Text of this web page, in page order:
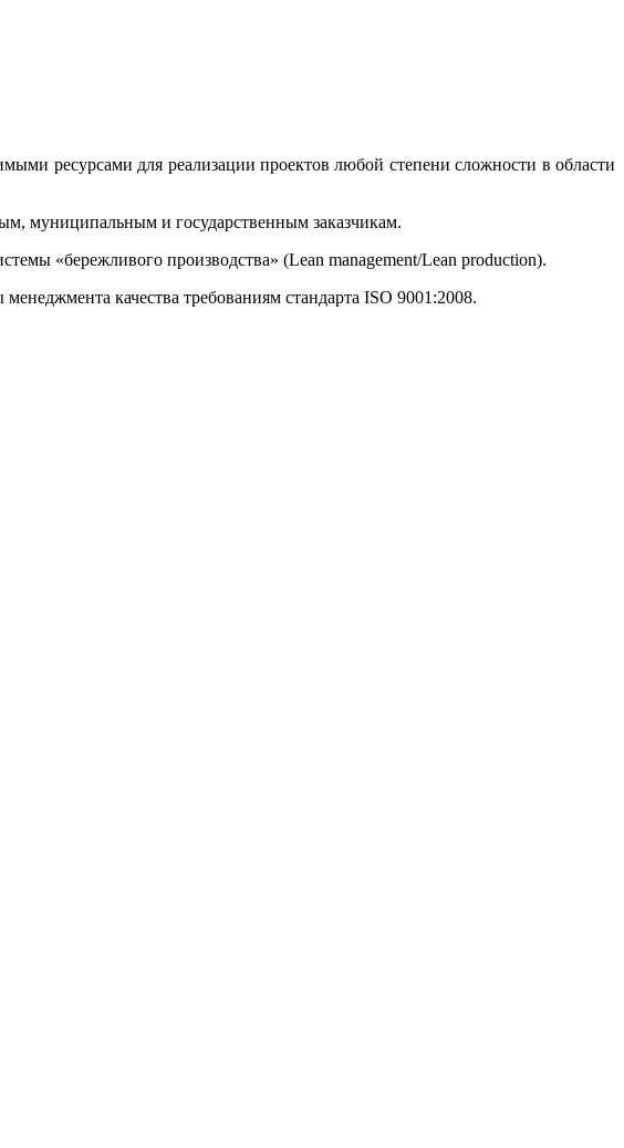
ресурсами для реализации проектов любой степени сложности в области
муниципальным и государственным заказчикам.
«бережливого производства» (Lean management/Lean production).
качества требованиям стандарта ISO 9001:2008.